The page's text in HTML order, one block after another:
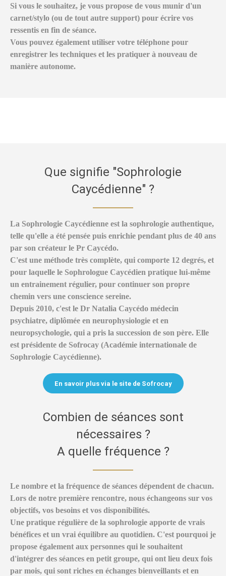
Si vous le souhaitez, je vous propose de vous munir d'un
carnet/stylo (ou de tout autre support) pour écrire vos
ressentis en fin de séance.
Vous pouvez également utiliser votre téléphone pour
enregistrer les techniques et les pratiquer à nouveau de
manière autonome.
Que signifie "Sophrologie
Caycédienne" ?
La Sophrologie Caycédienne est la sophrologie authentique,
telle qu'elle a été pensée puis enrichie pendant plus de 40 ans
par son créateur le Pr Caycédo.
C'est une méthode très complète, qui comporte 12 degrés, et
pour laquelle le Sophrologue Caycédien pratique lui-même
un entrainement régulier, pour continuer son propre
chemin vers une conscience sereine.
Depuis 2010, c'est le Dr Natalia Caycédo médecin
psychiatre, diplômée en neurophysiologie et en
neuropsychologie, qui a pris la succession de son père. Elle
est présidente de Sofrocay (Académie internationale de
Sophrologie Caycédienne).
En savoir plus via le site de Sofrocay
Combien de séances sont
nécessaires ?
A quelle fréquence ?
Le nombre et la fréquence de séances dépendent de chacun.
Lors de notre première rencontre, nous échangeons sur vos
objectifs, vos besoins et vos disponibilités.
Une pratique régulière de la sophrologie apporte de vrais
bénéfices et un vrai équilibre au quotidien. C'est pourquoi je
propose également aux personnes qui le souhaitent
d'intégrer des séances en petit groupe, qui ont lieu deux fois
par mois, qui sont riches en échanges bienveillants et en